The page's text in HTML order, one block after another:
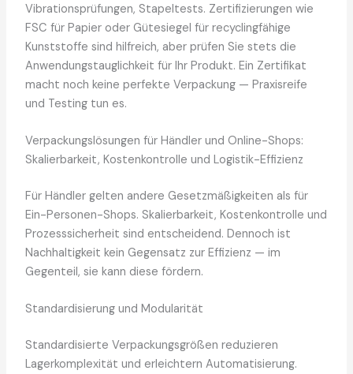
Vibrationsprüfungen, Stapeltests. Zertifizierungen wie
FSC für Papier oder Gütesiegel für recyclingfähige
Kunststoffe sind hilfreich, aber prüfen Sie stets die
Anwendungstauglichkeit für Ihr Produkt. Ein Zertifikat
macht noch keine perfekte Verpackung — Praxisreife
und Testing tun es.
Verpackungslösungen für Händler und Online-Shops:
Skalierbarkeit, Kostenkontrolle und Logistik-Effizienz
Für Händler gelten andere Gesetzmäßigkeiten als für
Ein-Personen-Shops. Skalierbarkeit, Kostenkontrolle und
Prozesssicherheit sind entscheidend. Dennoch ist
Nachhaltigkeit kein Gegensatz zur Effizienz — im
Gegenteil, sie kann diese fördern.
Standardisierung und Modularität
Standardisierte Verpackungsgrößen reduzieren
Lagerkomplexität und erleichtern Automatisierung.